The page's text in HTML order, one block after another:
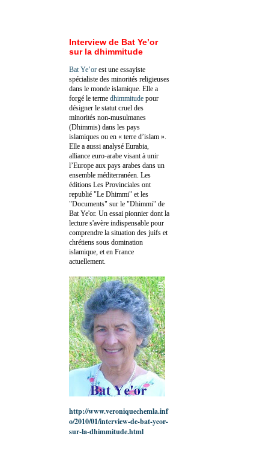
Interview de Bat Ye’or
sur la dhimmitude
Bat Ye’or est une essayiste
spécialiste des minorités religieuses
dans le monde islamique. Elle a
forgé le terme dhimmitude pour
désigner le statut cruel des
minorités non-musulmanes
(Dhimmis) dans les pays
islamiques ou en « terre d’islam ».
Elle a aussi analysé Eurabia,
alliance euro-arabe visant à unir
l’Europe aux pays arabes dans un
ensemble méditerranéen. Les
éditions Les Provinciales ont
republié "Le Dhimmi" et les
"Documents" sur le "Dhimmi" de
Bat Ye'or. Un essai pionnier dont la
lecture s'avère indispensable pour
comprendre la situation des juifs et
chrétiens sous domination
islamique, et en France
actuellement.
http://www.veroniquechemla.inf
o/2010/01/interview-de-bat-yeor-
sur-la-dhimmitude.html